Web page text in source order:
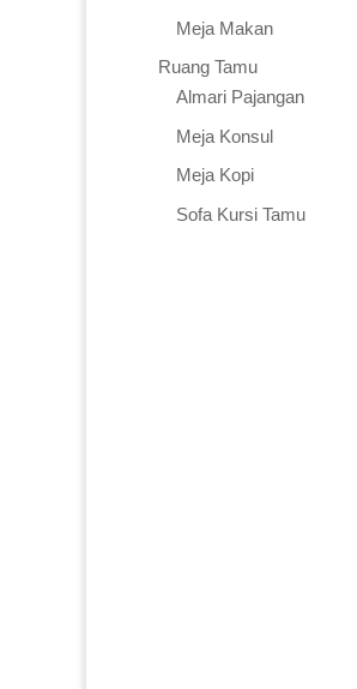
Meja Makan
Ruang Tamu
Almari Pajangan
Meja Konsul
Meja Kopi
Sofa Kursi Tamu